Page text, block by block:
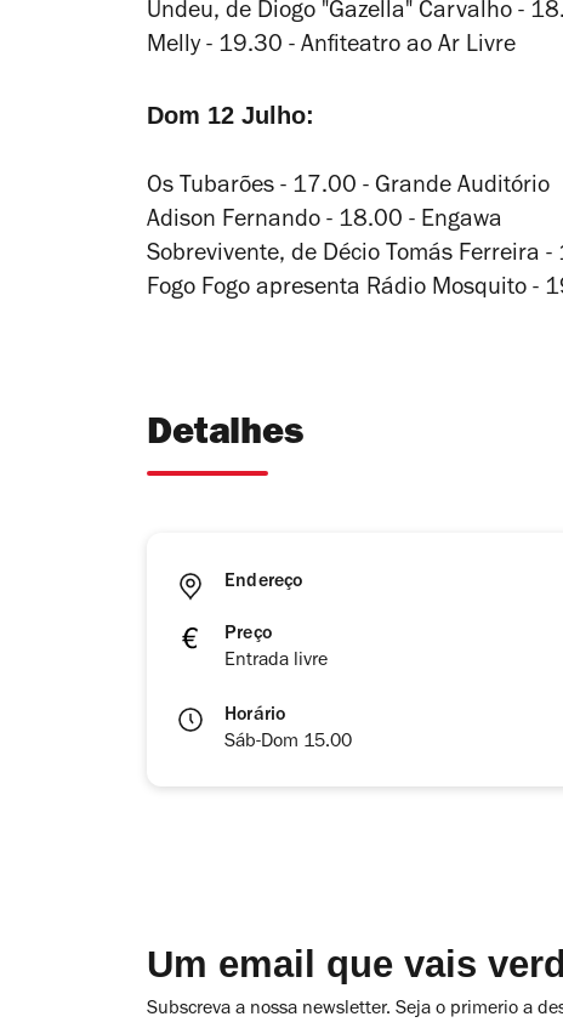
Undeu, de Diogo "Gazella" Carvalho -
Melly - 19.30 - Anfiteatro ao Ar Livre
Dom 12 Julho:
Os Tubarões - 17.00 - Grande Auditório
Adison Fernando - 18.00 - Engawa
Sobrevivente, de Décio Tomás Ferreira
Fogo Fogo apresenta Rádio Mosquito -
Detalhes
Endereço
Preço
Entrada livre
Horário
Sáb-Dom 15.00
Um email que vais
Subscreva a nossa newsletter. Seja o primerio a